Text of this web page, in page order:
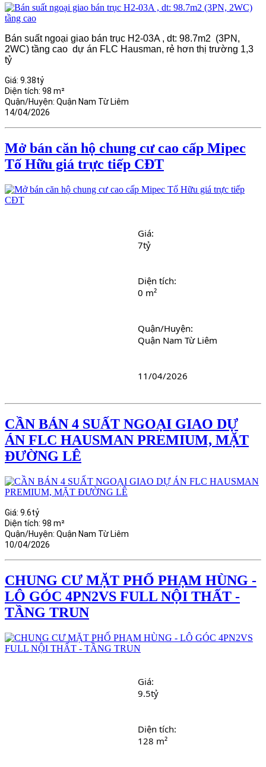
Bán suất ngoại giao bán trục H2-03A , dt: 98.7m2 (3PN,
2WC) tầng cao dự án FLC Hausman, rẻ hơn thị trường 1,3
tỷ
Giá: 9.38tỷ
Diện tích: 98 m²
Quận/Huyện: Quận Nam Từ Liêm
14/04/2026
Mở bán căn hộ chung cư cao cấp Mipec
Tố Hữu giá trực tiếp CĐT
Giá:
7tỷ
Diện tích:
0 m²
Quận/Huyện:
Quận Nam Từ Liêm
11/04/2026
CẦN BÁN 4 SUẤT NGOẠI GIAO DỰ
ÁN FLC HAUSMAN PREMIUM, MẶT
ĐƯỜNG LÊ
Giá: 9.6tỷ
Diện tích: 98 m²
Quận/Huyện: Quận Nam Từ Liêm
10/04/2026
CHUNG CƯ MẶT PHỐ PHẠM HÙNG -
LÔ GÓC 4PN2VS FULL NỘI THẤT -
TẦNG TRUN
Giá:
9.5tỷ
Diện tích:
128 m²